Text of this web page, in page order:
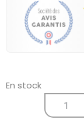
En stock